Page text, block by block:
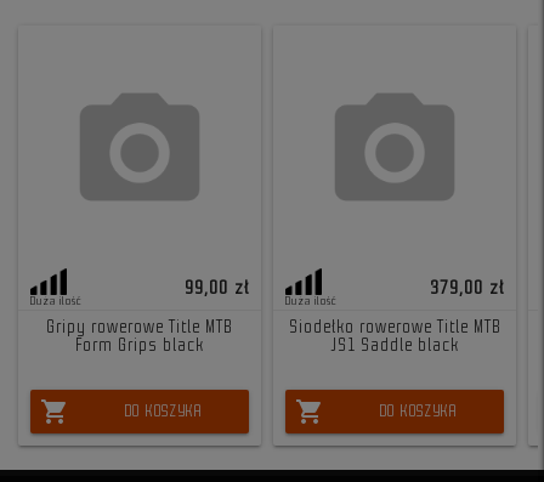
Duża ilość
99,00 zł
Gripy rowerowe Title MTB
Form Grips black
shopping_cart DO KOSZYKA
Duża ilość
379,00 zł
Siodełko rowerowe Title MTB
JS1 Saddle black
shopping_cart DO KOSZYKA